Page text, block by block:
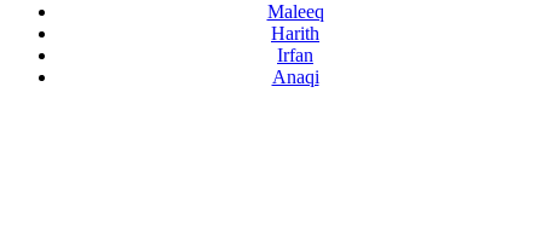
Maleeq
Harith
Irfan
Anaqi